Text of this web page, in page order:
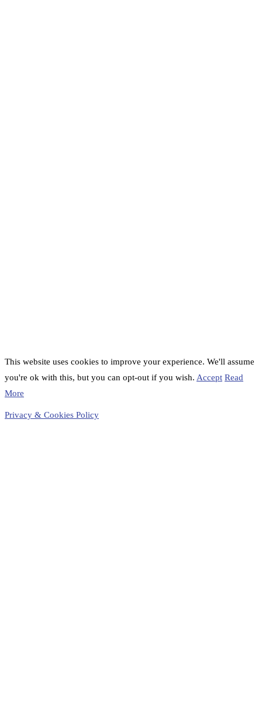
This website uses cookies to improve your experience. We'll assume
you're ok with this, but you can opt-out if you wish. Accept Read
More
Privacy & Cookies Policy